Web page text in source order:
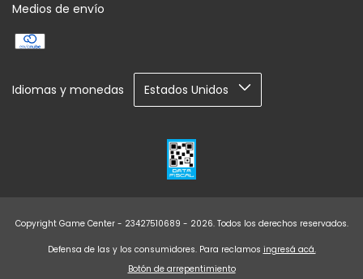
Medios de envío
Idiomas y monedas
Copyright Game Center - 23427510689 - 2026. Todos los derechos reservados.
Defensa de las y los consumidores. Para reclamos ingresá acá.
Botón de arrepentimiento